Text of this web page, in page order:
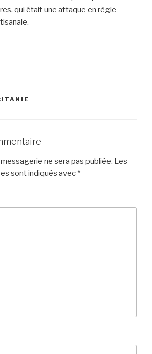
qui était une attaque en règle
ne sera pas publiée. Les
sont indiqués avec *